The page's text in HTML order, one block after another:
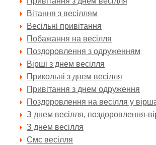
Вітання з весіллям
Весільні привітання
Побажання на весілля
Поздоровлення з одруженням
Вірші з днем весілля
Прикольні з днем весілля
Привітання з днем одруження
Поздоровлення на весілля у
З днем весілля, поздоровлення-
З днем весілля
Смс весілля